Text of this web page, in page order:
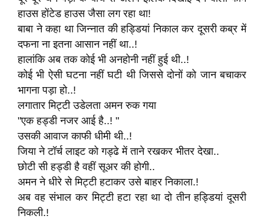
हाउस होंटेड हाउस जैसा लग रहा था!
बाबा ने कहा था जिन्नात की हड्डियां निकाल कर दूसरी कब्र में
दफना ना इतना आसान नहीं था..!
हालांकि अब तक कोई भी अनहोनी नहीं हुई थी..!
कोई भी ऐसी घटना नहीं घटी थी जिससे दोनों को जान बचाकर
भागना पड़ा हो..!
लगातार मिट्टी उडेलता अमन रुक गया
"एक हड्डी नजर आई है..! "
उसकी आवाज काफी धीमी थी..!
जिया ने टॉर्च लाइट को गड्ढे में ताने रखकर भीतर देखा..
छोटी सी हड्डी है वहीं सूअर की होगी..
अमन ने धीरे से मिट्टी हटाकर उसे बाहर निकाला.!
अब वह संभाल कर मिट्टी हटा रहा था दो तीन हड्डियां दूसरी
निकली.!